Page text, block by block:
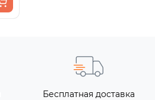
Бесплатная доставка